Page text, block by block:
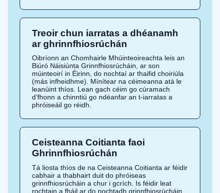
Treoir chun iarratas a dhéanamh
ar ghrinnfhiosrúchán
Oibríonn an Chomhairle Mhúinteoireachta leis an
Biúró Náisiúnta Grinnfhiosrúcháin, ar son
múinteoirí in Éirinn, do nochtaí ar thaifid choiriúla
(más infheidhme). Mínítear na céimeanna atá le
leanúint thíos. Lean gach céim go cúramach
d’fhonn a chinntiú go ndéanfar an t-iarratas a
phróiseáil go réidh.
Ceisteanna Coitianta faoi
Ghrinnfhiosrúchán
Tá liosta thíos de na Ceisteanna Coitianta ar féidir
cabhair a thabhairt duit do phróiseas
grinnfhiosrúcháin a chur i gcrích. Is féidir leat
rochtain a fháil ar do nochtadh grinnfhiosrúcháin